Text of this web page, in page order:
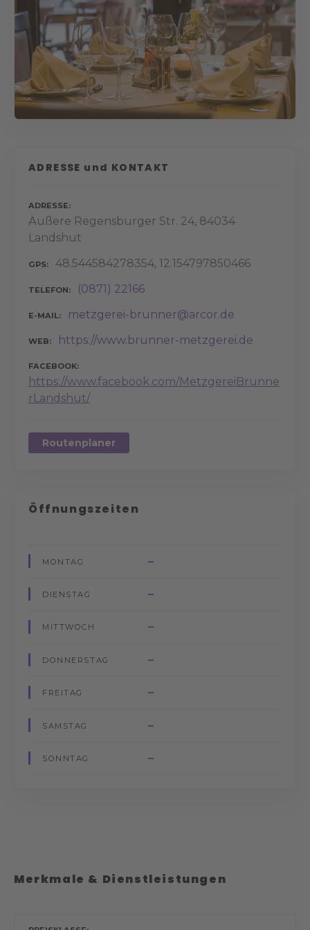
ADRESSE und KONTAKT
ADRESSE
Äußere Regensburger Str. 24, 84034
Landshut
GPS 48.544584278354, 12.154797850466
TELEFON (0871) 22166
E-MAIL metzgerei-brunner@arcor.de
WEB https://www.brunner-metzgerei.de
FACEBOOK
https://www.facebook.com/MetzgereiBrunne
rLandshut/
Routenplaner
Öffnungszeiten
MONTAG –
DIENSTAG –
MITTWOCH –
DONNERSTAG –
FREITAG –
SAMSTAG –
SONNTAG –
Merkmale & Dienstleistungen